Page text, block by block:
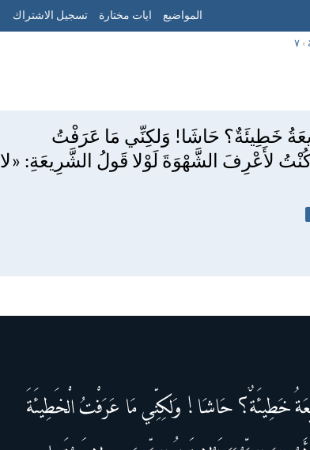
المواضيع ايات مختارة تسجيل الاشتراك
›٧
خَطِيئَةٌ؟ حَاشَا! وَلكِنِّي مَا عَرَفْتُ
كُنْتُ لأَعْرِفَ الشَّهْوَةَ لَوْلا قَولُ الشَّرِيعَةِ: «لا